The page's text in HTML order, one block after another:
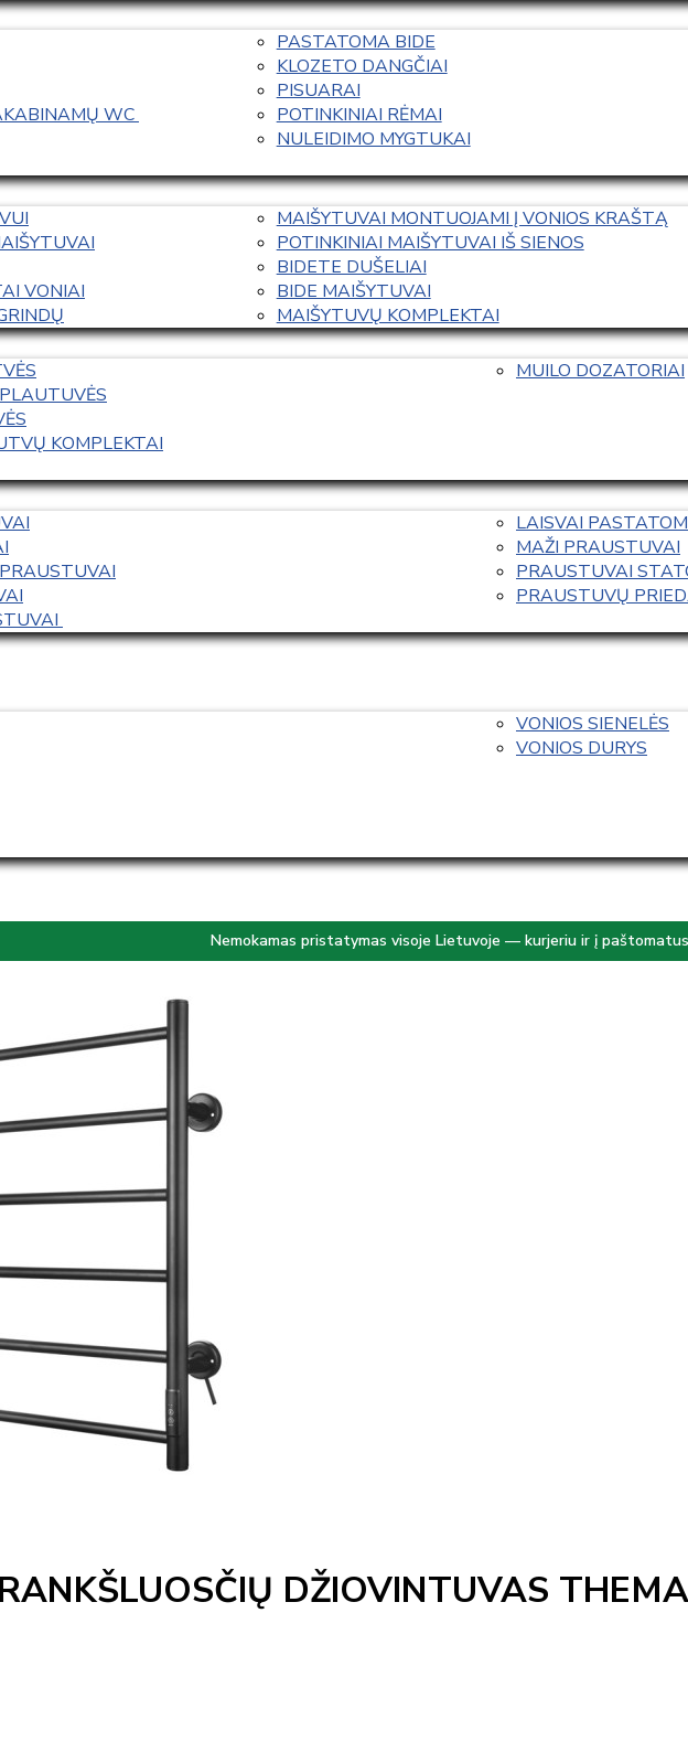
WC
PASTATOMA BIDE
KLOZETO DANGČIAI
PISUARAI
POTINKINIAI RĖMAI
NULEIDIMO MYGTUKAI
VONIAI
MAIŠYTUVAI MONTUOJAMI Į VONIOS KRAŠTĄ
POTINKINIAI MAIŠYTUVAI IŠ SIENOS
BIDETE DUŠELIAI
BIDE MAIŠYTUVAI
MAIŠYTUVŲ KOMPLEKTAI
KOMPLEKTAI
MUILO DOZATORIAI
LAISVAI
MAŽI PRAUSTUVAI
PRAUSTUVAI
PRAUSTUVŲ
VONIOS SIENELĖS
VONIOS DURYS
Nemokamas pristatymas visoje Lietuvoje — kurjeriu ir į paštomatus
DŽIOVINTUVAS